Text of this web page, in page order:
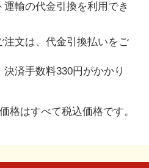
輸の代金引換を利用でき
文は、代金引換払いをご
済手数料330円がかかり
格はすべて税込価格です。